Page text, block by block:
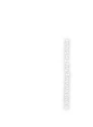
© WMG Wolfsburg, Foto Tim Schulze